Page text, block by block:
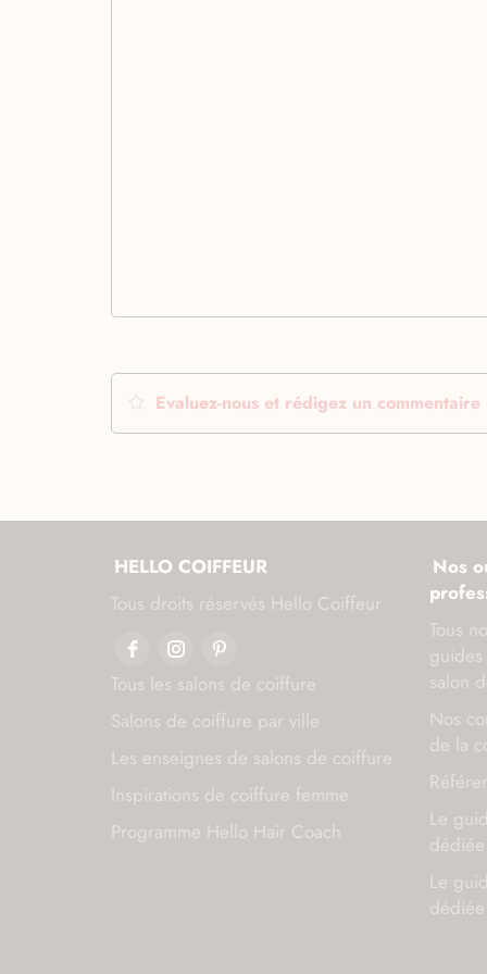
Evaluez-nous et rédigez un commentaire
HELLO COIFFEUR
Tous droits réservés Hello Coiffeur
Tous les salons de coiffure
Salons de coiffure par ville
Les enseignes de salons de coiffure
Inspirations de coiffure femme
Programme Hello Hair Coach
Nos
Tous
salon
Nos
de la
Le
Le